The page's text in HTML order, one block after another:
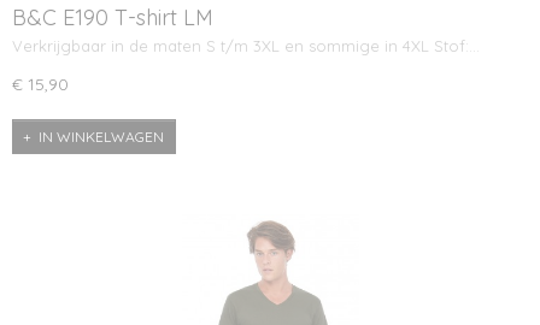
B&C E190 T-shirt LM
Verkrijgbaar in de maten S t/m 3XL en sommige in 4XL Stof:…
€ 15,90
IN WINKELWAGEN